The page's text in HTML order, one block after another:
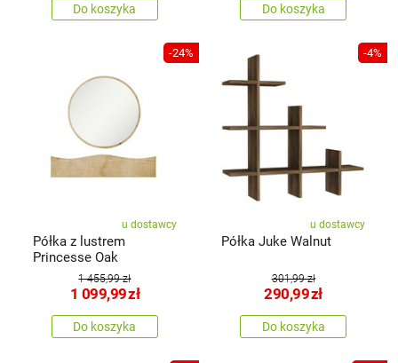
Do koszyka Do koszyka
-24%
u dostawcy
Półka z lustrem
Princesse Oak
1 455,99 zł
1 099,99zł
Do koszyka
-4%
u dostawcy
Półka Juke Walnut
301,99 zł
290,99zł
Do koszyka